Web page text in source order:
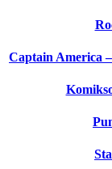
Captain America